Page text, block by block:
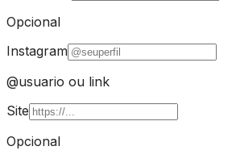
Opcional
Instagram
@usuario ou link
Site
Opcional